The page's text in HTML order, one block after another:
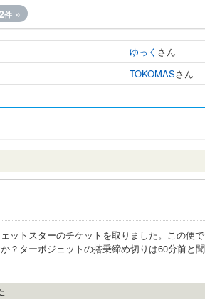
件 »
ゆっく さん
TOKOMASさん
ットスターのチケットを取りました。この便
？ターボジェットの搭乗締め切りは60分前と